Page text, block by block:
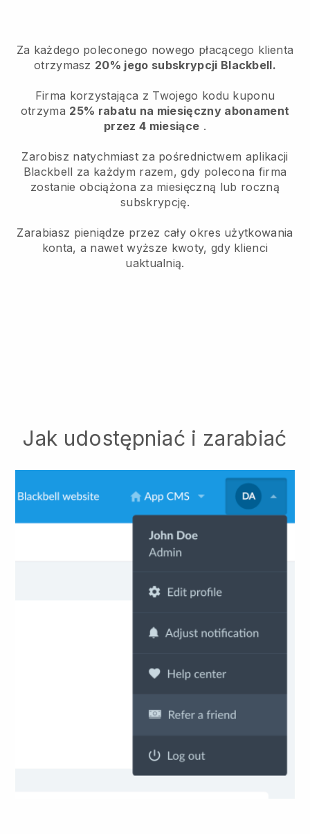
Za każdego poleconego nowego płacącego klienta
otrzymasz 20% jego subskrypcji Blackbell.
Firma korzystająca z Twojego kodu kuponu
otrzyma 25% rabatu na miesięczny abonament
przez 4 miesiące .
Zarobisz natychmiast za pośrednictwem aplikacji
Blackbell za każdym razem, gdy polecona firma
zostanie obciążona za miesięczną lub roczną
subskrypcję.
Zarabiasz pieniądze przez cały okres użytkowania
konta, a nawet wyższe kwoty, gdy klienci
uaktualnią.
Jak udostępniać i zarabiać